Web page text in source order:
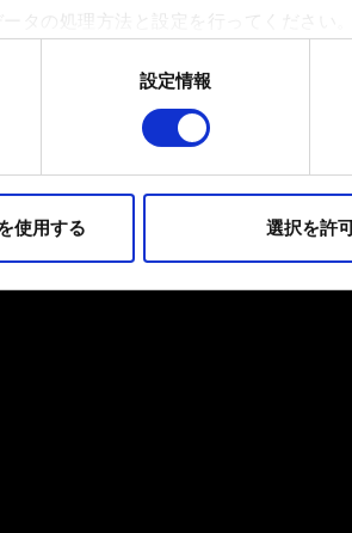
ータの処理方法と設定を行ってください
イトの機能を正常にお使いいただくた
ションとして技術的およびコンテンツ関
れらのオプションが有効になることは
設定情報
使用する 選択を許